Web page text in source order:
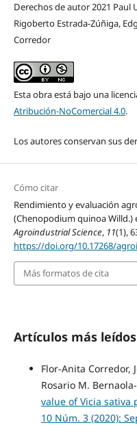
Derechos de autor 2021 Paul
Rigoberto Estrada-Zúñiga,
Corredor
Esta obra está bajo una
Atribución-NoComercial 4.0.
Los autores conservan sus
Cómo citar
Rendimiento y evaluación
(Chenopodium quinoa Willd.)
Agroindustrial Science, 11(1),
https://doi.org/10.17268/
Más formatos de cita
Artículos más
Flor-Anita Corredor,
Rosario M.
value of Vicia sativa
10 Núm. 3 (2020):